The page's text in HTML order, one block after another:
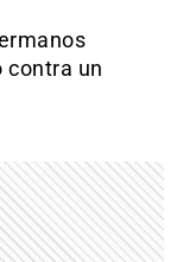
contra un